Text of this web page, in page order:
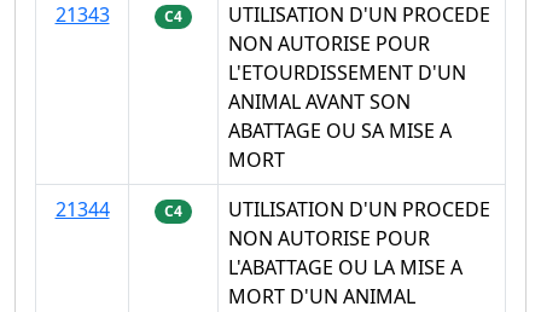
21343
C4
UTILISATION D'UN PROCEDE
NON AUTORISE POUR
L'ETOURDISSEMENT D'UN
ANIMAL AVANT SON
ABATTAGE OU SA MISE A
MORT
21344
C4
UTILISATION D'UN PROCEDE
NON AUTORISE POUR
L'ABATTAGE OU LA MISE A
MORT D'UN ANIMAL